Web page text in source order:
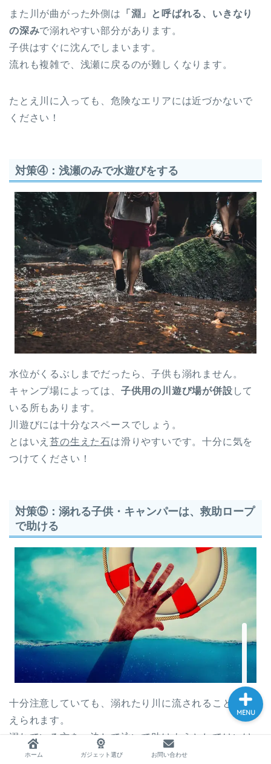
また川が曲がった外側は
「淵」と呼ばれる、いきなり
の深みで溺れやすい部分があります。
子供はすぐに沈んでしまいます。
流れも複雑で、浅瀬に戻るのが難しくなります。
たとえ川に入っても、危険なエリアには近づかないで
ください！
対策④：浅瀬のみで水遊びをする
水位がくるぶしまでだったら、子供も溺れません。
キャンプ場によっては、 子供用の川遊び場が併設 して
いる所もあります。
川遊びには十分なスペースでしょう。
とはいえ苔の生えた石は滑りやすいです。十分に気を
つけてください！
対策⑤：溺れる子供・キャンパーは、救助ロープ
で助ける
十分注意していても、溺れたり川に流されることも考
えられます。
溺れている方を、決して泳いで助けようとしてはいけ
ません！
ホーム ガジェット選び お問い合わせ
MENU
ホーム
ガジェット選び
お問い合わせ